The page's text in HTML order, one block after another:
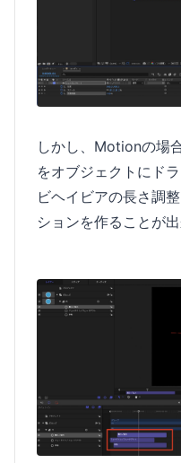
しかし、Motionの場
をオブジェクトにド
ビヘイビアの長さ調
ションを作ることが出